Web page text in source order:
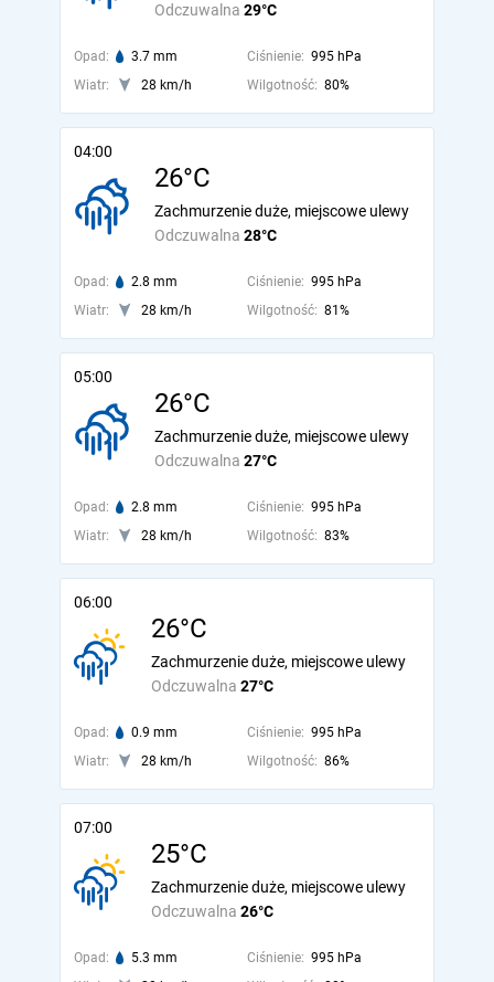
Odczuwalna 29°C
Opad: 3.7 mm Ciśnienie: 995 hPa
Wiatr:
28 km/h Wilgotność: 80%
04:00
26°C
Odczuwalna 28°C
Zachmurzenie duże, miejscowe ulewy
Opad: 2.8 mm Ciśnienie: 995 hPa
Wiatr:
28 km/h Wilgotność: 81%
05:00
26°C
Odczuwalna 27°C
Zachmurzenie duże, miejscowe ulewy
Opad: 2.8 mm Ciśnienie: 995 hPa
Wiatr:
28 km/h Wilgotność: 83%
06:00
26°C
Odczuwalna 27°C
Zachmurzenie duże, miejscowe ulewy
Opad: 0.9 mm Ciśnienie: 995 hPa
Wiatr:
28 km/h Wilgotność: 86%
07:00
25°C
Odczuwalna 26°C
Zachmurzenie duże, miejscowe ulewy
Opad: 5.3 mm Ciśnienie: 995 hPa